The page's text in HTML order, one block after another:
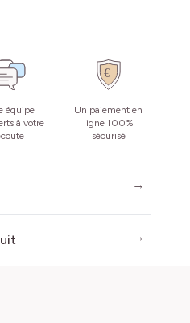
équipe
à votre
Un paiement en
ligne 100%
sécurisé